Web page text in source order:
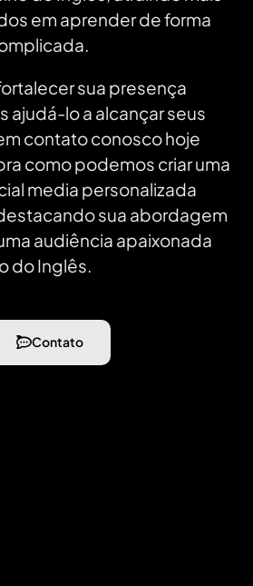
em aprender de forma
sua presença
ajudá-lo a alcançar seus
contato conosco hoje
como podemos criar uma
media personalizada
sua abordagem
audiência apaixonada
do Inglês.
Contato